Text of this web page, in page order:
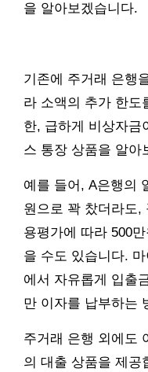
을 알아보겠습니다.
기존에 주거래 은행
라 소액의 추가 한도
한, 급하게 비상자금
스 통장 상품을 알아
예를 들어, A은행의
원으로 꽉 찼더라도,
용평가에 따라 500
을 수도 있습니다.
에서 자유롭게 입출
만 이자를 납부하는
주거래 은행 외에도
의 대출 상품을 제공